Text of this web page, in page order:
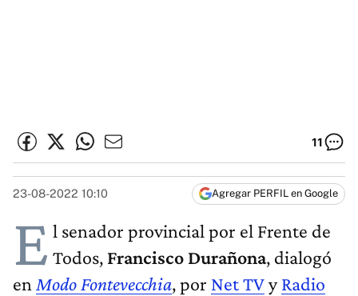
11
23-08-2022 10:10 Agregar PERFIL en Google
E l senador provincial por el Frente de
Todos, Francisco Durañona, dialogó
en Modo Fontevecchia, por Net TVyRadio